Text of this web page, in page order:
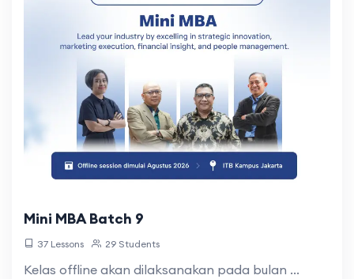
Mini MBA Batch 9
37 Lessons 29 Students
Kelas offline akan dilaksanakan pada bulan ...